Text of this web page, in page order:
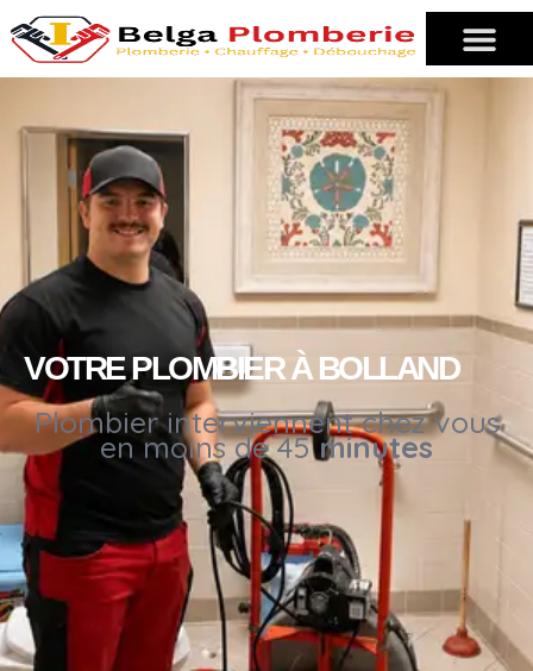
VOTRE PLOMBIER À BOLLAND
Plombier interviennent chez vous
en moins de 45minutes